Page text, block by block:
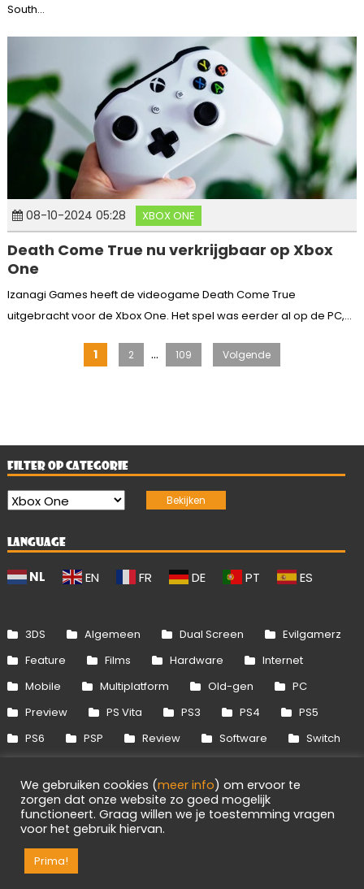
South...
08-10-2024 05:28 XBOX ONE
Death Come True nu verkrijgbaar op Xbox
One
Izanagi Games heeft de videogame Death Come True
uitgebracht voor de Xbox One. Het spel was eerder al op de PC,...
Berichten
1 2 … 109 Volgende
FILTER OP CATEGORIE
LANGUAGE
NL EN FR DE PT ES
3DS Algemeen Dual Screen
Evilgamerz
Feature
Films Hardware
Internet
Mobile
Multiplatform Old-gen
PC
Preview
PS Vita PS3 PS4
PS5
PS6
PSP Review Software
Switch
Xbox 360
Xbox One Xbox Series
Evilgamerz 2026 - Alle rechten voorbehouden.
We gebruiken cookies (meer info) om ervoor te
zorgen dat onze website zo goed mogelijk
functioneert. Graag willen we je toestemming vragen
voor het gebruik hiervan.
Prima!